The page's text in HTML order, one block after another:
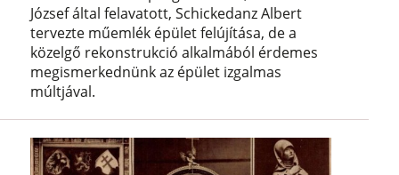
József által felavatott, Schickedanz Albert
tervezte műemlék épület felújítása, de a
közelgő rekonstrukció alkalmából érdemes
megismerkednünk az épület izgalmas
múltjával.